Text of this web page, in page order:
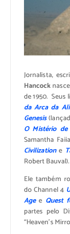
Jornalista,
Hancock
de 1950. Seus
da Arca da
Genesis
O Mistério
Samantha
Civilizatione
Robert Bauval).
Ele também
do Channel 4
Agee Quest
partes pelo
“Heaven’s